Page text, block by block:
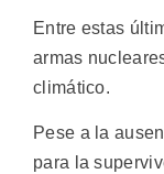
Entre estas
armas
climático.
Pese a la
para la